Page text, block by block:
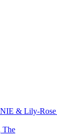
& Lily-
The